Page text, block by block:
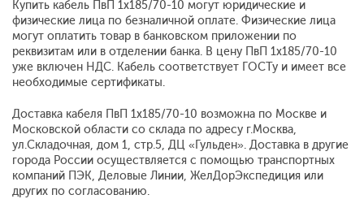
Купить кабель ПвП 1x185/70-10 могут юридические и
физические лица по безналичной оплате. Физические лица
могут оплатить товар в банковском приложении по
реквизитам или в отделении банка. В цену ПвП 1x185/70-10
уже включен НДС. Кабель соответствует ГОСТу и имеет все
необходимые сертификаты.
Доставка кабеля ПвП 1x185/70-10 возможна по Москве и
Московской области со склада по адресу г.Москва,
ул.Складочная, дом 1, стр.5, ДЦ «Гульден». Доставка в другие
города России осуществляется с помощью транспортных
компаний ПЭК, Деловые Линии, ЖелДорЭкспедиция или
других по согласованию.